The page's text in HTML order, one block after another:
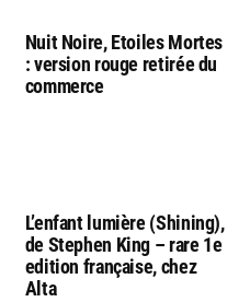
Nuit Noire, Etoiles Mortes
: version rouge retirée du
commerce
L’enfant lumière (Shining),
de Stephen King – rare 1e
edition française, chez
Alta